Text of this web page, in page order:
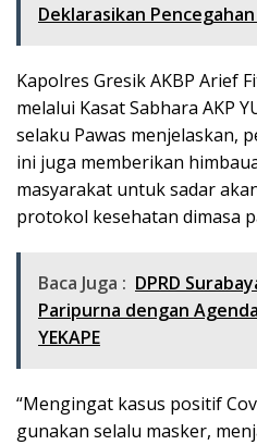
Deklarasikan
Kapolres Gresik AKBP Arief
melalui Kasat Sabhara AKP
selaku Pawas menjelaskan,
ini juga memberikan
masyarakat untuk sadar
protokol kesehatan dimasa
Baca Juga : DPRD
Paripurna dengan
YEKAPE
“Mengingat kasus positif
gunakan selalu masker,